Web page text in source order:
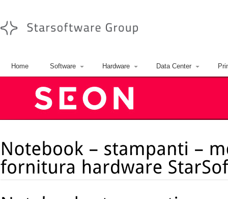
Home Software Hardware Data Center